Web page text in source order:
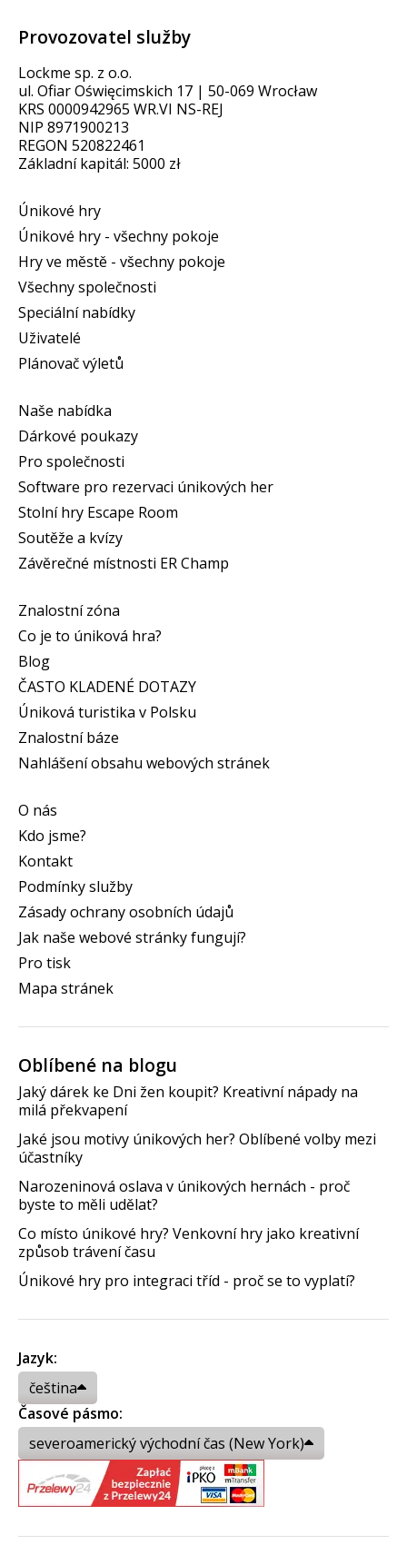
Provozovatel služby
Lockme sp. z o.o.
ul. Ofiar Oświęcimskich 17 | 50-069 Wrocław
KRS 0000942965 WR.VI NS-REJ
NIP 8971900213
REGON 520822461
Základní kapitál: 5000 zł
Únikové hry
Únikové hry - všechny pokoje
Hry ve městě - všechny pokoje
Všechny společnosti
Speciální nabídky
Uživatelé
Plánovač výletů
Naše nabídka
Dárkové poukazy
Pro společnosti
Software pro rezervaci únikových her
Stolní hry Escape Room
Soutěže a kvízy
Závěrečné místnosti ER Champ
Znalostní zóna
Co je to úniková hra?
Blog
ČASTO KLADENÉ DOTAZY
Úniková turistika v Polsku
Znalostní báze
Nahlášení obsahu webových stránek
O nás
Kdo jsme?
Kontakt
Podmínky služby
Zásady ochrany osobních údajů
Jak naše webové stránky fungují?
Pro tisk
Mapa stránek
Oblíbené na blogu
Jaký dárek ke Dni žen koupit? Kreativní nápady na
milá překvapení
Jaké jsou motivy únikových her? Oblíbené volby mezi
účastníky
Narozeninová oslava v únikových hernách - proč
byste to měli udělat?
Co místo únikové hry? Venkovní hry jako kreativní
způsob trávení času
Únikové hry pro integraci tříd - proč se to vyplatí?
Jazyk:
čeština
Časové pásmo:
severoamerický východní čas (New York)